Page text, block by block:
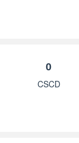
0
CSCD